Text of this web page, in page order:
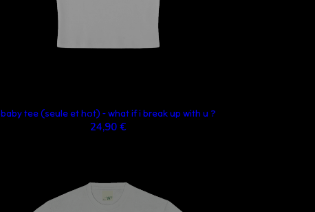
baby tee (seule et hot) - what if i break up with u ?
24,90 €